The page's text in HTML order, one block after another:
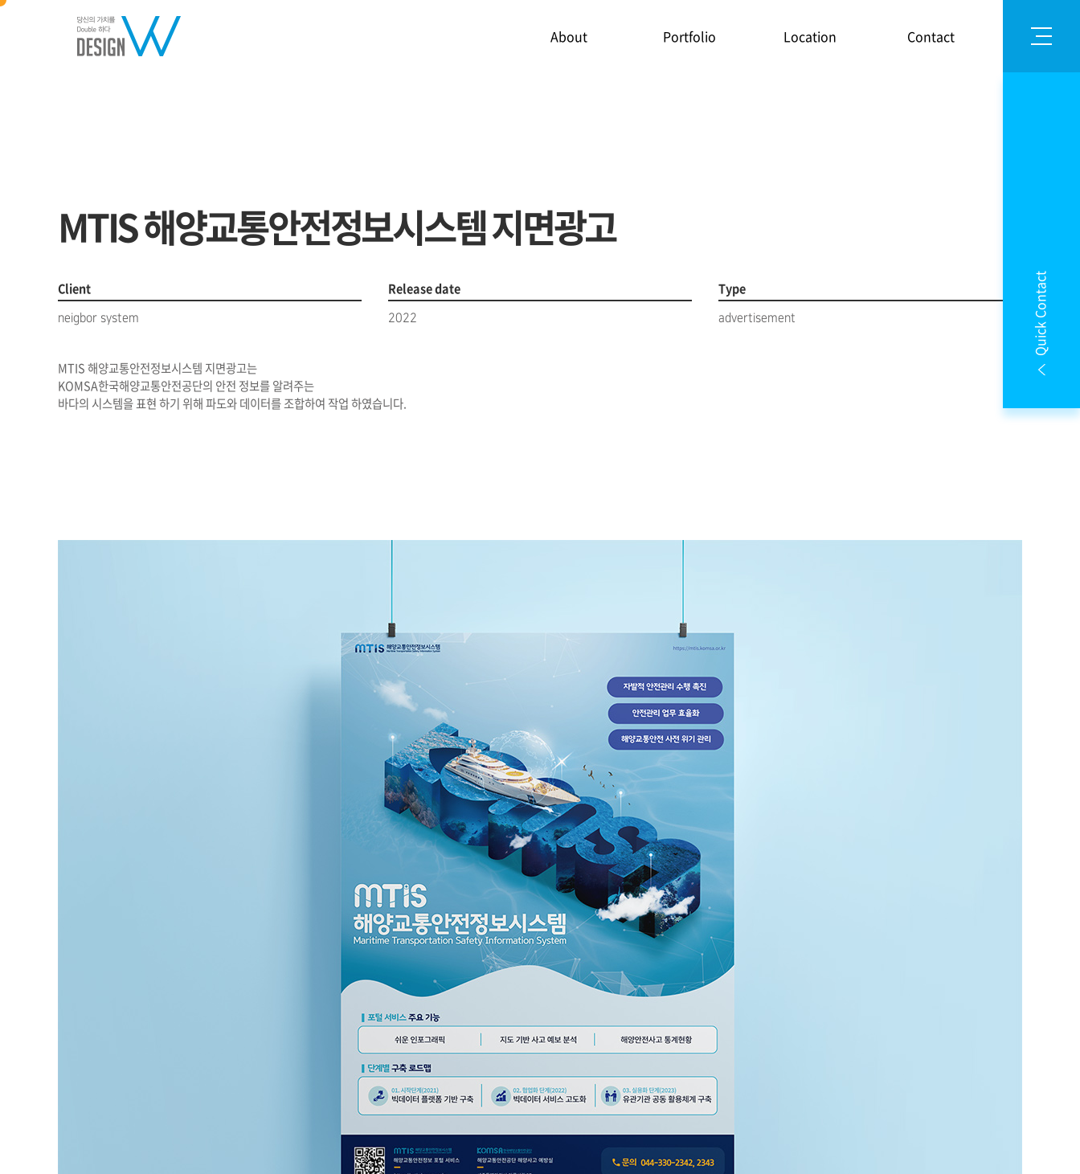
About Portfolio Location Contact
Quick Contact
MTIS 해양교통안전정보시스템 지면광고
Client
neigbor system
Release date
2022
Type
advertisement
MTIS 해양교통안전정보시스템 지면광고는
KOMSA한국해양교통안전공단의 안전 정보를 알려주는
바다의 시스템을 표현 하기 위해 파도와 데이터를 조합하여 작업 하였습니다.